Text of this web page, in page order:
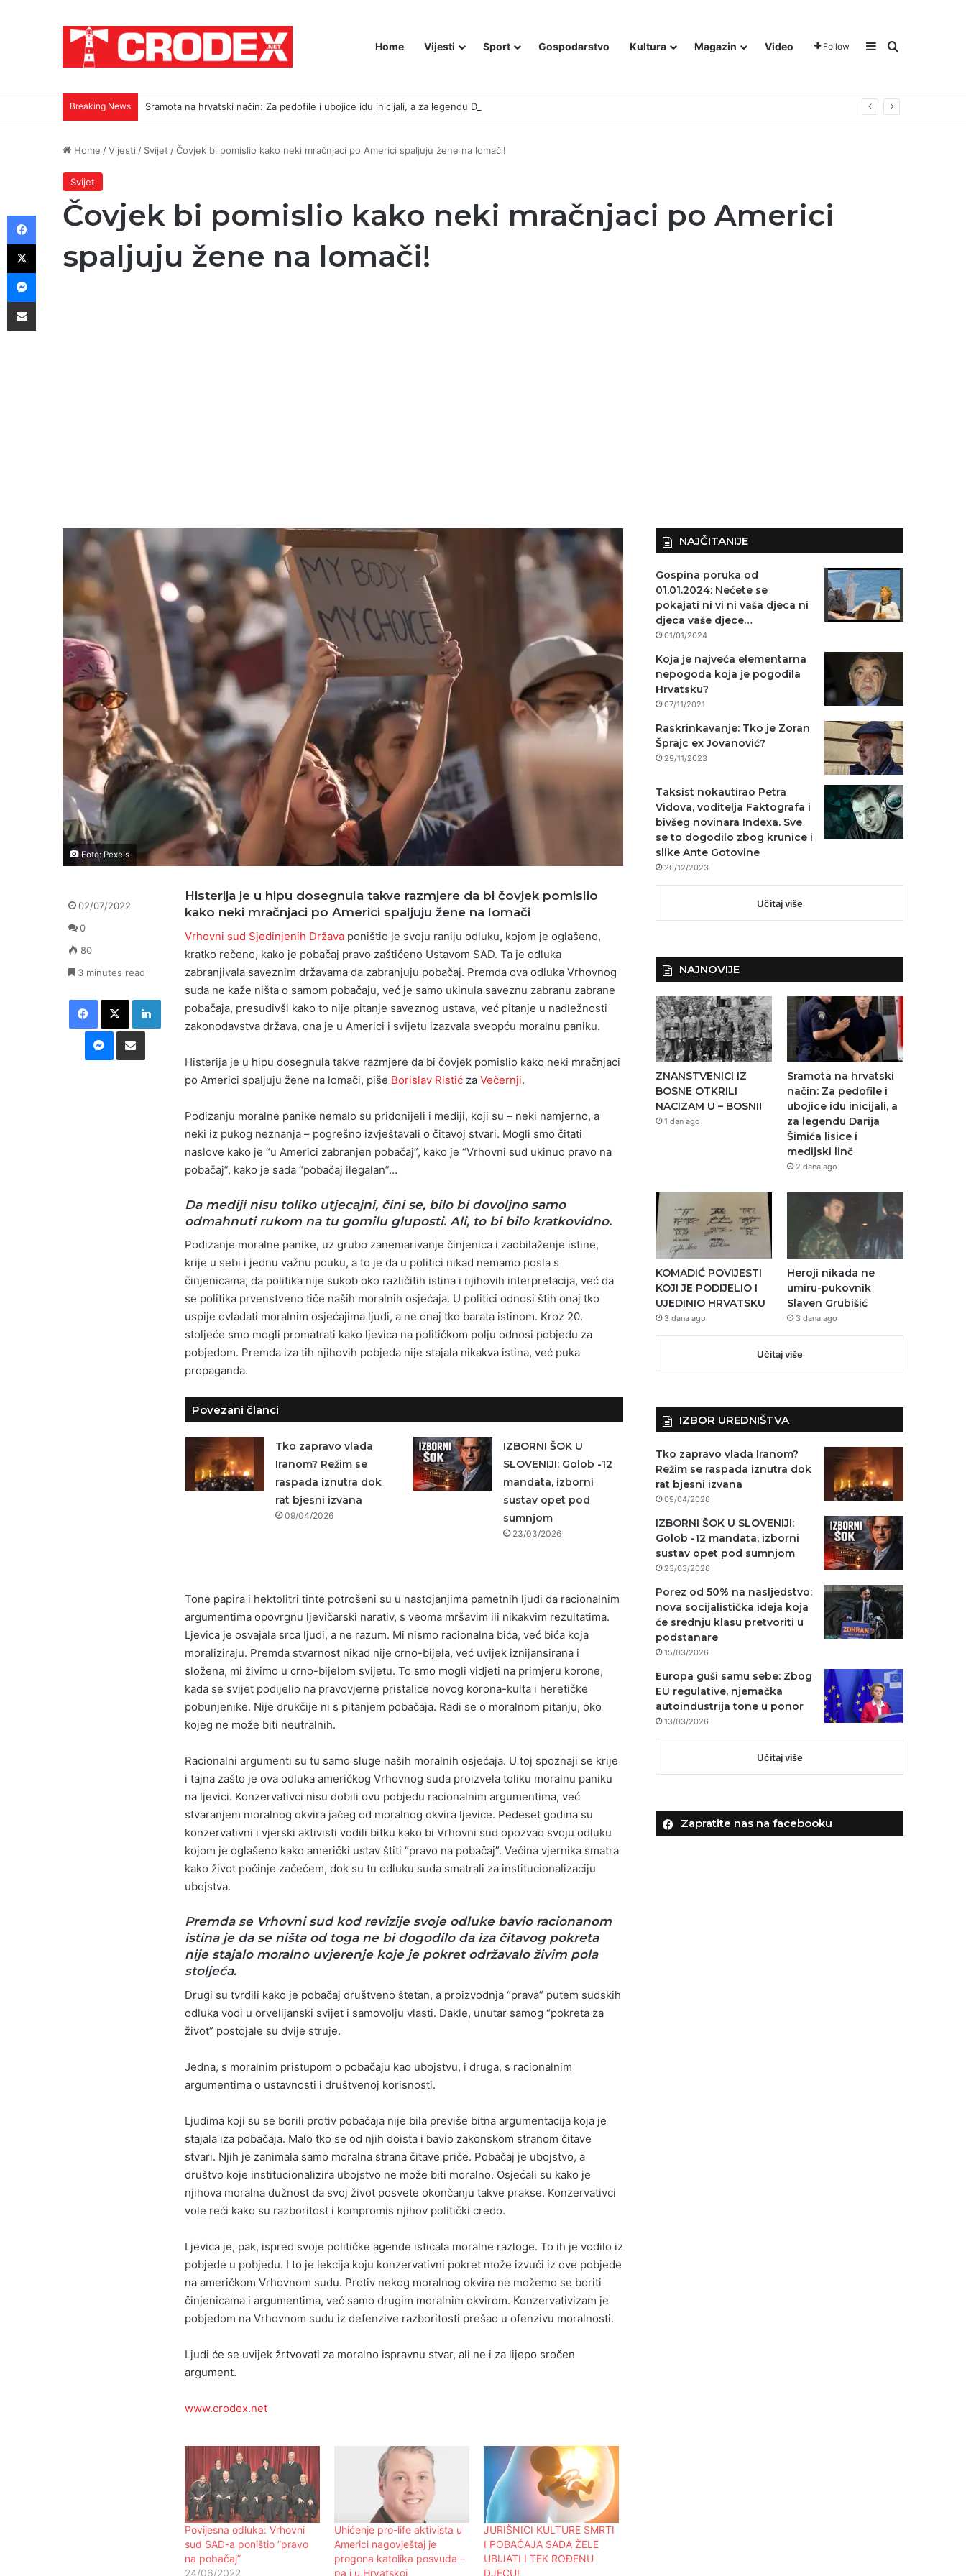
Home Vijesti Sport Gospodarstvo Kultura Magazin Video Follow Sidebar
Traži
Breaking News Sramota na hrvatski način: Za pedofile i ubojice idu inicijali, a za legendu Darija Šimića lisice i medijski linč
Home /Vijesti / Svijet /Čovjek bi pomislio kako neki mračnjaci po Americi spaljuju žene na lomači!
Svijet
Čovjek bi pomislio kako neki mračnjaci po Americi
spaljuju žene na lomači!
Foto: Pexels
Histerija je u hipu dosegnula takve razmjere da bi čovjek pomislio
kako neki mračnjaci po Americi spaljuju žene na lomači
Vrhovni sud Sjedinjenih Država poništio je svoju raniju odluku, kojom je oglašeno,
kratko rečeno, kako je pobačaj pravo zaštićeno Ustavom SAD. Ta je odluka
zabranjivala saveznim državama da zabranjuju pobačaj. Premda ova odluka Vrhovnog
suda ne kaže ništa o samom pobačaju, već je samo ukinula saveznu zabranu zabrane
pobačaja, presudivši kako to nije pitanje saveznog ustava, već pitanje u nadležnosti
zakonodavstva država, ona je u Americi i svijetu izazvala sveopću moralnu paniku.
Histerija je u hipu dosegnula takve razmjere da bi čovjek pomislio kako neki mračnjaci
po Americi spaljuju žene na lomači, piše Borislav Ristić za Večernji.
Podizanju moralne panike nemalo su pridonijeli i mediji, koji su – neki namjerno, a
neki iz pukog neznanja – pogrešno izvještavali o čitavoj stvari. Mogli smo čitati
naslove kako je “u Americi zabranjen pobačaj”, kako je “Vrhovni sud ukinuo pravo na
pobačaj”, kako je sada “pobačaj ilegalan”…
Da mediji nisu toliko utjecajni, čini se, bilo bi dovoljno samo
odmahnuti rukom na tu gomilu gluposti. Ali, to bi bilo kratkovidno.
Podizanje moralne panike, uz grubo zanemarivanje činjenica i zaobilaženje istine,
krije u sebi i jednu važnu pouku, a to je da u politici nikad nemamo posla s
činjenicama, da politika nije sukob oko različitih istina i njihovih interpretacija, već da
se politika prvenstveno tiče naših moralnih osjećaja. U politici odnosi štih onaj tko
uspije ovladati moralnim osjećajima ljudi, a ne onaj tko barata istinom. Kroz 20.
stoljeće smo mogli promatrati kako ljevica na političkom polju odnosi pobjedu za
pobjedom. Premda iza tih njihovih pobjeda nije stajala nikakva istina, već puka
propaganda.
Povezani članci
Tko zapravo vlada
Iranom? Režim se
raspada iznutra dok
rat bjesni izvana
09/04/2026
IZBORNI ŠOK U
SLOVENIJI: Golob -12
mandata, izborni
sustav opet pod
sumnjom
23/03/2026
Tone papira i hektolitri tinte potrošeni su u nastojanjima pametnih ljudi da racionalnim
argumentima opovrgnu ljevičarski narativ, s veoma mršavim ili nikakvim rezultatima.
Ljevica je osvajala srca ljudi, a ne razum. Mi nismo racionalna bića, već bića koja
moraliziraju. Premda stvarnost nikad nije crno-bijela, već uvijek iznijansirana i
složena, mi živimo u crno-bijelom svijetu. To smo mogli vidjeti na primjeru korone,
kada se svijet podijelio na pravovjerne pristalice novog korona-kulta i heretičke
pobunjenike. Nije drukčije ni s pitanjem pobačaja. Radi se o moralnom pitanju, oko
kojeg ne može biti neutralnih.
Racionalni argumenti su tu samo sluge naših moralnih osjećaja. U toj spoznaji se krije
i tajna zašto je ova odluka američkog Vrhovnog suda proizvela toliku moralnu paniku
na ljevici. Konzervativci nisu dobili ovu pobjedu racionalnim argumentima, već
stvaranjem moralnog okvira jačeg od moralnog okvira ljevice. Pedeset godina su
konzervativni i vjerski aktivisti vodili bitku kako bi Vrhovni sud opozvao svoju odluku
kojom je oglašeno kako američki ustav štiti “pravo na pobačaj”. Većina vjernika smatra
kako život počinje začećem, dok su tu odluku suda smatrali za institucionalizaciju
ubojstva.
Premda se Vrhovni sud kod revizije svoje odluke bavio racionanom
istina je da se ništa od toga ne bi dogodilo da iza čitavog pokreta
nije stajalo moralno uvjerenje koje je pokret održavalo živim pola
stoljeća.
Drugi su tvrdili kako je pobačaj društveno štetan, a proizvodnja “prava” putem sudskih
odluka vodi u orvelijanski svijet i samovolju vlasti. Dakle, unutar samog “pokreta za
život” postojale su dvije struje.
Jedna, s moralnim pristupom o pobačaju kao ubojstvu, i druga, s racionalnim
argumentima o ustavnosti i društvenoj korisnosti.
Ljudima koji su se borili protiv pobačaja nije bila previše bitna argumentacija koja je
stajala iza pobačaja. Malo tko se od njih doista i bavio zakonskom stranom čitave
stvari. Njih je zanimala samo moralna strana čitave priče. Pobačaj je ubojstvo, a
društvo koje institucionalizira ubojstvo ne može biti moralno. Osjećali su kako je
njihova moralna dužnost da svoj život posvete okončanju takve prakse. Konzervativci
vole reći kako su razboritost i kompromis njihov politički credo.
Ljevica je, pak, ispred svoje političke agende isticala moralne razloge. To ih je vodilo iz
pobjede u pobjedu. I to je lekcija koju konzervativni pokret može izvući iz ove pobjede
na američkom Vrhovnom sudu. Protiv nekog moralnog okvira ne možemo se boriti
činjenicama i argumentima, već samo drugim moralnim okvirom. Konzervativizam je
pobjedom na Vrhovnom sudu iz defenzive razboritosti prešao u ofenzivu moralnosti.
Ljudi će se uvijek žrtvovati za moralno ispravnu stvar, ali ne i za lijepo sročen
argument.
www.crodex.net
Povijesna odluka: Vrhovni
sud SAD-a poništio ”pravo
na pobačaj”
24/06/2022
Uhićenje pro-life aktivista u
Americi nagovještaj je
progona katolika posvuda –
pa i u Hrvatskoj
JURIŠNICI KULTURE SMRTI
I POBAČAJA SADA ŽELE
UBIJATI I TEK ROĐENU
DJECU!
02/07/2022
0
80
3 minutes read
Facebook
X LinkedIn
Messenger
Podijeli putem E-maila
NAJČITANIJE
Gospina poruka od
01.01.2024: Nećete se
pokajati ni vi ni vaša djeca ni
djeca vaše djece…
01/01/2024
Koja je najveća elementarna
nepogoda koja je pogodila
Hrvatsku?
07/11/2021
Raskrinkavanje: Tko je Zoran
Šprajc ex Jovanović?
29/11/2023
Taksist nokautirao Petra
Vidova, voditelja Faktografa i
bivšeg novinara Indexa. Sve
se to dogodilo zbog krunice i
slike Ante Gotovine
20/12/2023
Učitaj više
NAJNOVIJE
ZNANSTVENICI IZ
BOSNE OTKRILI
NACIZAM U – BOSNI!
1 dan ago
Sramota na hrvatski
način: Za pedofile i
ubojice idu inicijali, a
za legendu Darija
Šimića lisice i
medijski linč
2 dana ago
KOMADIĆ POVIJESTI
KOJI JE PODIJELIO I
UJEDINIO HRVATSKU
3 dana ago
Heroji nikada ne
umiru-pukovnik
Slaven Grubišić
3 dana ago
Učitaj više
IZBOR UREDNIŠTVA
Tko zapravo vlada Iranom?
Režim se raspada iznutra dok
rat bjesni izvana
09/04/2026
IZBORNI ŠOK U SLOVENIJI:
Golob -12 mandata, izborni
sustav opet pod sumnjom
23/03/2026
Porez od 50% na nasljedstvo:
nova socijalistička ideja koja
će srednju klasu pretvoriti u
podstanare
15/03/2026
Europa guši samu sebe: Zbog
EU regulative, njemačka
autoindustrija tone u ponor
13/03/2026
Učitaj više
Zapratite nas na facebooku
Facebook
X
Messenger
Podijeli putem E-maila